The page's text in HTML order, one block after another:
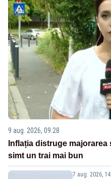
9 aug. 2026, 09:28
Inflația distruge
simt un trai mai bun
7 aug. 2026,